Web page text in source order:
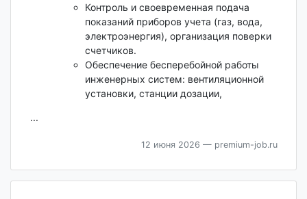
Контроль и своевременная подача
показаний приборов учета (газ, вода,
электроэнергия), организация поверки
счетчиков.
Обеспечение бесперебойной работы
инженерных систем: вентиляционной
установки, станции дозации,
...
12 июня 2026 — premium-job.ru